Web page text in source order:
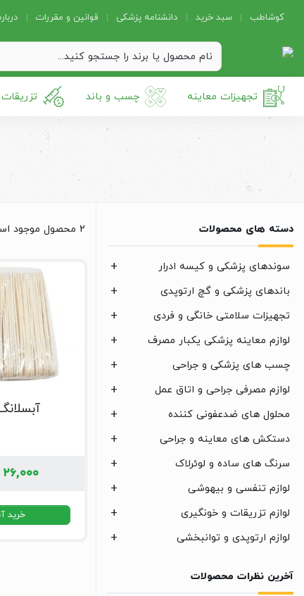
کوشاطب سبد خرید دانشنامه پزشکی قوانین و مقررات
تجهیزات معاینه چسب و باند
دسته های محصولات
سوندهای پزشکی و کیسه ادرار
باندهای پزشکی و گچ ارتوپدی
تجهیزات سلامتی خانگی و فردی
لوازم معاینه پزشکی یکبار مصرف
چسب های پزشکی و جراحی
لوازم مصرفی جراحی و اتاق عمل
محلول های ضدعفونی کننده
دستکش های معاینه و جراحی
سرنگ های ساده و لوئرلاک
لوازم تنفسی و بیهوشی
لوازم تزریقات و خونگیری
لوازم ارتوپدی و توانبخشی
آخرین نظرات محصولات
2 محصول موجود است
۲۶,۰۰۰
خرید